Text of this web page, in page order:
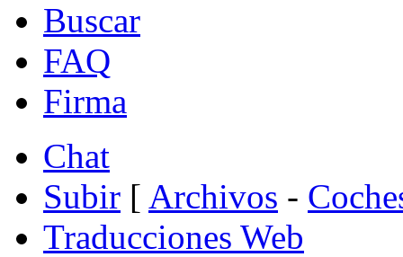
Buscar
FAQ
Firma
Chat
Subir [ Archivos -
Traducciones Web